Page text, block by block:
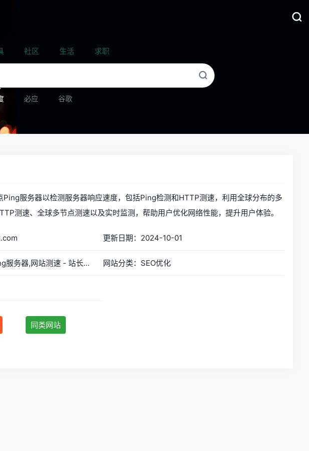
社区 生活 求职
必应 谷歌
服务器以检测服务器响应速度，包括Ping检测和HTTP测速，利用全球分布的多
测速、全球多节点测速以及实时监测，帮助用户优化网络性能，提升用户体验。
更新日期：2024-10-01
网站简称：站长多地Ping服务器,网站测速 - 站长工具 网站分类：SEO优化
同类网站